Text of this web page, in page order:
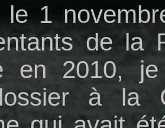
le 1
de la
en 2010,
à la